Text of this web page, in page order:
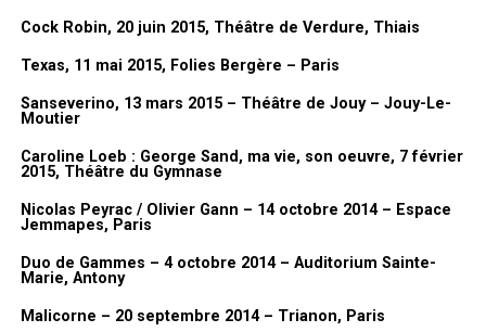
Et après il y a eu les bandes dessinées. Il y a eu lesDorothée Jeux
lesDorothée Magazines, les BD, et puis le clip de
. Justement, je demandais à Jean-Luc parce que je ne m’en
rappelais pas. Je l’ai vu il n’y a pas longtemps et je lui ai demandé :
que je fasse le clip de Dorothée puisque j’en avais jamais fait ?» En
fait, avec elle, il m’a dit : «
couloir et tu m’as donné ton idée. J’ai trouvé ça bien« . Voilà, c’est le
hasard et c’est comme ça que ça s’est fait.
Et par contre, j’avais juste fait une suggestion : je voulais le
tourner en 35mm à l’époque et donc il était d’accord. On l’a fait
en 35 mm…
Cock Robin, 20 juin 2015, Théâtre de Verdure, Thiais
Texas, 11 mai 2015, Folies Bergère – Paris
Sanseverino, 13 mars 2015 – Théâtre de Jouy – Jouy-Le-
Moutier
Caroline Loeb : George Sand, ma vie, son oeuvre, 7 février
2015, Théâtre du Gymnase
Nicolas Peyrac / Olivier Gann – 14 octobre 2014 – Espace
Jemmapes, Paris
Duo de Gammes – 4 octobre 2014 – Auditorium Sainte-
Marie, Antony
Malicorne – 20 septembre 2014 – Trianon, Paris